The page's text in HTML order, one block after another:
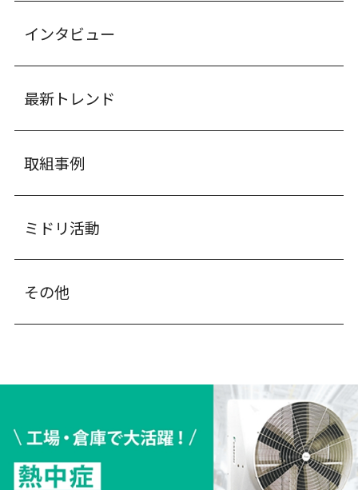
インタビュー
最新トレンド
取組事例
ミドリ活動
その他